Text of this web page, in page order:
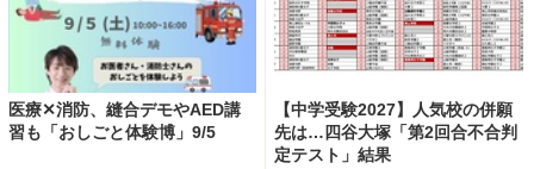
医療✕消防、縫合デモやAED講
習も「おしごと体験博」9/5
【中学受験2027】人気校の併願
先は…四谷大塚「第2回合不合判
定テスト」結果